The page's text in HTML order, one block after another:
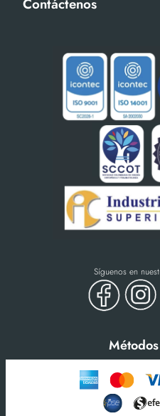
Contáctenos
Síguenos en